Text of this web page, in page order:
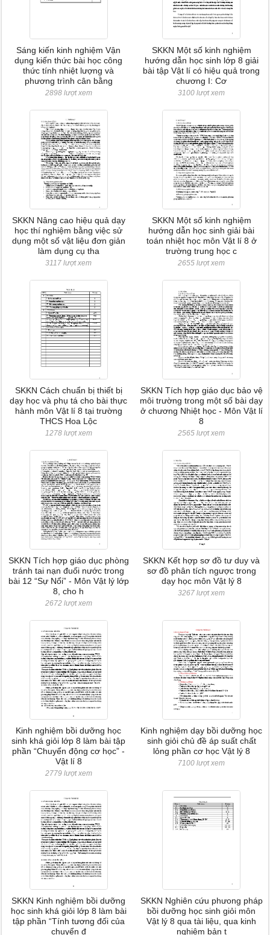
Sáng kiến kinh nghiệm Vận
dụng kiến thức bài học công
thức tính nhiệt lượng và
phương trình cân bằng
2898 lượt xem
SKKN Một số kinh nghiệm
hướng dẫn học sinh lớp 8 giải
bài tập Vật lí có hiệu quả trong
chương I: Cơ
3100 lượt xem
SKKN Nâng cao hiệu quả dạy
học thí nghiệm bằng việc sử
dụng một số vật liệu đơn giản
làm dụng cụ tha
3117 lượt xem
SKKN Một số kinh nghiệm
hướng dẫn học sinh giải bài
toán nhiệt học môn Vật lí 8 ở
trường trung học c
2655 lượt xem
SKKN Cách chuẩn bị thiết bị
dạy học và phụ tá cho bài thực
hành môn Vật lí 8 tại trường
THCS Hoa Lộc
1278 lượt xem
SKKN Tích hợp giáo dục bảo vệ
môi trường trong một số bài dạy
ở chương Nhiệt học - Môn Vật lí
8
2565 lượt xem
SKKN Tích hợp giáo dục phòng
tránh tai nạn đuối nước trong
bài 12 “Sự Nổi” - Môn Vật lý lớp
8, cho h
2672 lượt xem
SKKN Kết hợp sơ đồ tư duy và
sơ đồ phân tích ngược trong
dạy học môn Vật lý 8
3267 lượt xem
Kinh nghiệm bồi dưỡng học
sinh khá giỏi lớp 8 làm bài tập
phần “Chuyển động cơ học” -
Vật lí 8
2779 lượt xem
Kinh nghiệm dạy bồi dưỡng học
sinh giỏi chủ đề áp suất chất
lỏng phần cơ học Vật lý 8
7100 lượt xem
SKKN Kinh nghiệm bồi dưỡng
học sinh khá giỏi lớp 8 làm bài
tập phần “Tính tương đối của
chuyển đ
SKKN Nghiên cứu phưong pháp
bồi dưỡng học sinh giỏi môn
Vật lý 8 qua tài liệu, qua kinh
nghiệm bản t